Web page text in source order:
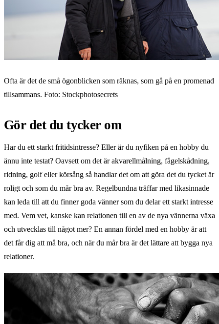
Ofta är det de små ögonblicken som räknas, som gå på en promenad
tillsammans. Foto: Stockphotosecrets
Gör det du tycker om
Har du ett starkt fritidsintresse? Eller är du nyfiken på en hobby du
ännu inte testat? Oavsett om det är akvarellmålning, fågelskådning,
ridning, golf eller körsång så handlar det om att göra det du tycket är
roligt och som du mår bra av. Regelbundna träffar med likasinnade
kan leda till att du finner goda vänner som du delar ett starkt intresse
med. Vem vet, kanske kan relationen till en av de nya vännerna växa
och utvecklas till något mer? En annan fördel med en hobby är att
det får dig att må bra, och när du mår bra är det lättare att bygga nya
relationer.